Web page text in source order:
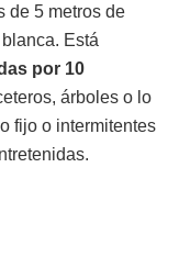
de 5 metros de
Está
por 10
árboles o lo
fijo o intermitentes